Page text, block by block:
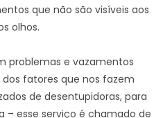
que não são visíveis aos
olhos.
problemas e vazamentos
fatores que nos fazem
de desentupidoras, para
– esse serviço é chamado de